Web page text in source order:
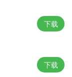
下载
下载